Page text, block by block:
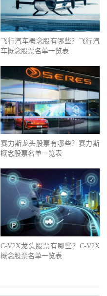
飞行汽车概念股有哪些？飞行汽
车概念股票名单一览表
赛力斯龙头股票有哪些？赛力斯
概念股票名单一览表
C-V2X龙头股票有哪些？C-V2X
概念股票名单一览表